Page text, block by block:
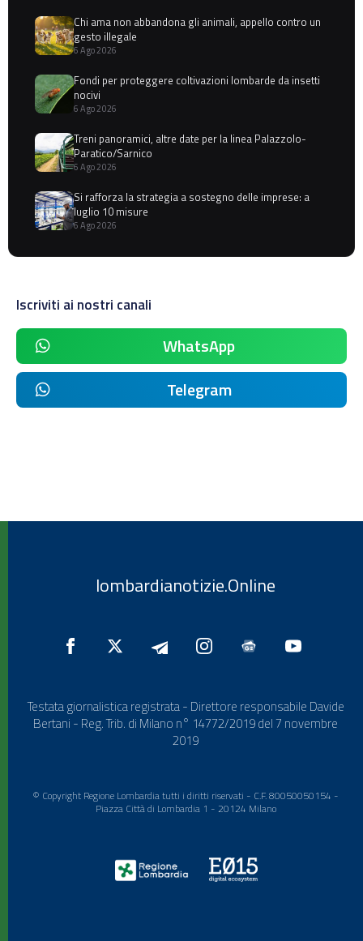
Chi ama non abbandona gli animali, appello contro un
gesto illegale
6 Ago 2026
Fondi per proteggere coltivazioni lombarde da insetti
nocivi
6 Ago 2026
Treni panoramici, altre date per la linea Palazzolo-
Paratico/Sarnico
6 Ago 2026
Si rafforza la strategia a sostegno delle imprese: a
luglio 10 misure
6 Ago 2026
Iscriviti ai nostri canali
WhatsApp
Telegram
lombardianotizie.Online
Testata giornalistica registrata - Direttore responsabile Davide
Bertani - Reg. Trib. di Milano n° 14772/2019 del 7 novembre
2019
© Copyright Regione Lombardia tutti i diritti riservati - C.F. 80050050154 -
Piazza Città di Lombardia 1 - 20124 Milano